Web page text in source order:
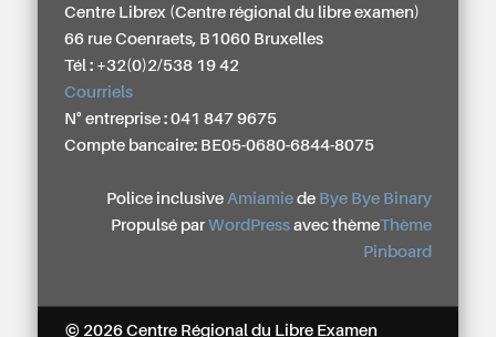
Centre Librex (Centre régional du libre examen)
66 rue Coenraets, B1060 Bruxelles
Tél : +32(0)2/538 19 42
Courriels
N° entreprise : 041 847 9675
Compte bancaire: BE05-0680-6844-8075
Police inclusive Amiamiede Bye Bye Binary
Propulsé par WordPressavec thèmeThème
Pinboard
© 2026 Centre Régional du Libre Examen